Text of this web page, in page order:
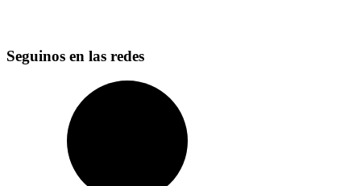
Seguinos en las redes